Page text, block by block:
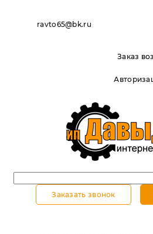
ravto65@bk.ru
Заказ
Заказать звонок